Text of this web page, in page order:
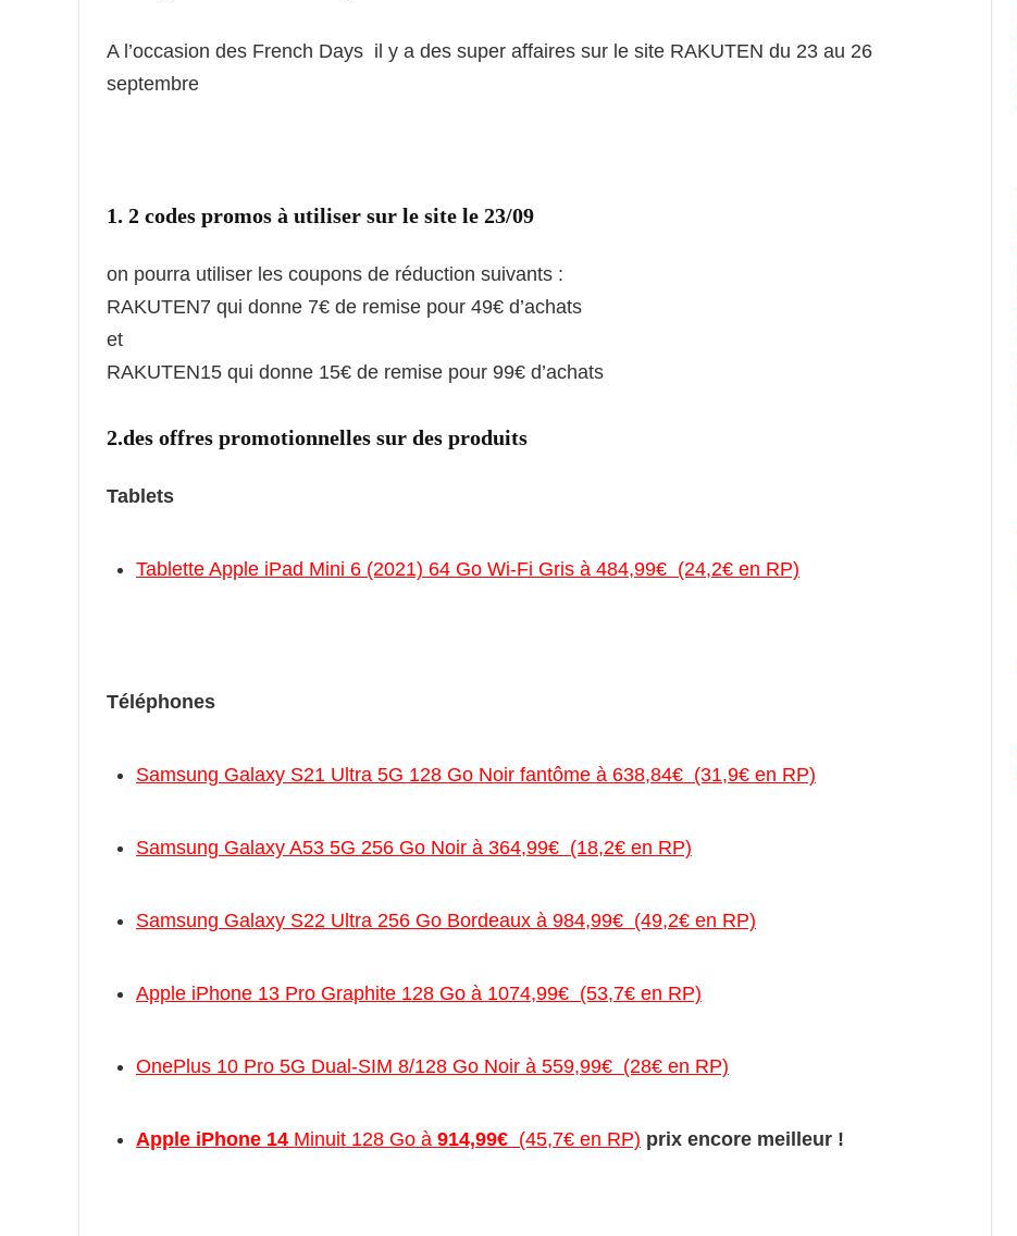
A l’occasion des French Days il y a des super affaires sur le site RAKUTEN du 23 au 26
septembre
1. 2 codes promos à utiliser sur le site le 23/09
on pourra utiliser les coupons de réduction suivants :
RAKUTEN7 qui donne 7€ de remise pour 49€ d’achats
et
RAKUTEN15 qui donne 15€ de remise pour 99€ d’achats
2.des offres promotionnelles sur des produits
Tablets
Tablette Apple iPad Mini 6 (2021) 64 Go Wi-Fi Gris à 484,99€ (24,2€ en RP)
Téléphones
Samsung Galaxy S21 Ultra 5G 128 Go Noir fantôme à 638,84€ (31,9€ en RP)
Samsung Galaxy A53 5G 256 Go Noir à 364,99€ (18,2€ en RP)
Samsung Galaxy S22 Ultra 256 Go Bordeaux à 984,99€ (49,2€ en RP)
Apple iPhone 13 Pro Graphite 128 Go à 1074,99€ (53,7€ en RP)
OnePlus 10 Pro 5G Dual-SIM 8/128 Go Noir à 559,99€ (28€ en RP)
Apple iPhone 14 Minuit 128 Go à 914,99€ (45,7€ en RP) prix encore meilleur !